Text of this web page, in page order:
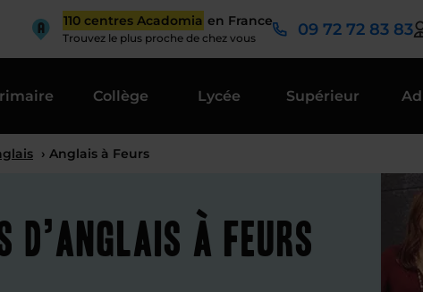
110 centres Acadomia en France
Trouvez le plus proche de chez vous 09 72 72 83 83
Collège Lycée Supérieur
› Anglais à Feurs
d’anglais à Feurs